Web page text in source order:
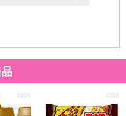
意事項（※必ずご確認くだ
年07月09日 時点での情報となります。